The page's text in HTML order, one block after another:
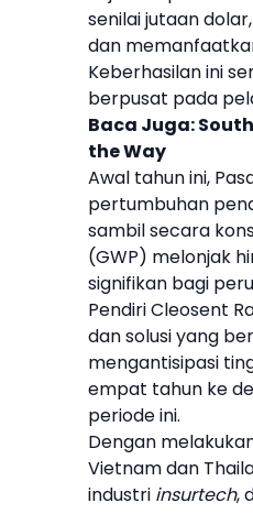
senilai jutaan
dan
Keberhasilan ini
berpusat pada
Baca Juga:
the Way
Awal tahun ini,
pertumbuhan
sambil secara
(GWP) melonjak
signifikan bagi
Pendiri Cleosent
dan solusi yang
mengantisipasi
empat tahun ke
periode ini.
Dengan
Vietnamdan
industri insurtech,